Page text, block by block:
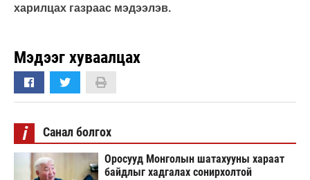
харилцах газраас мэдээлэв.
Мэдээг хуваалцах
i Санал болгох
Оросууд Монголын шатахууны хараат
байдлыг хадгалах сонирхолтой